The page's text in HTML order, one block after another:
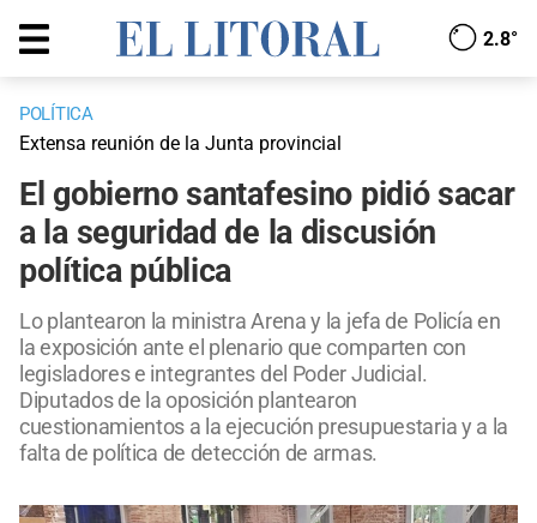
2.8°
POLÍTICA
Extensa reunión de la Junta provincial
El gobierno santafesino pidió sacar
a la seguridad de la discusión
política pública
Lo plantearon la ministra Arena y la jefa de Policía en
la exposición ante el plenario que comparten con
legisladores e integrantes del Poder Judicial.
Diputados de la oposición plantearon
cuestionamientos a la ejecución presupuestaria y a la
falta de política de detección de armas.